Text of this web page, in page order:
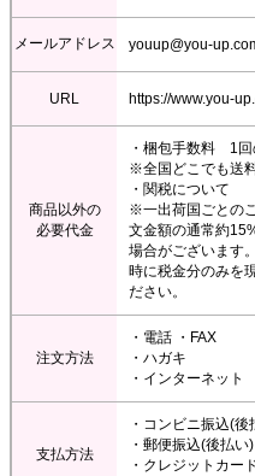
メールアドレス youup@you-
URL https://www.you-
商品以外の
必要代金
・梱包手数料 1回
※全国どこでも送
・関税について
※一出荷国ごとの
文金額の通常約
場合がございます
時に税金分のみを
ださい。
注文方法
・電話 ・FAX
・ハガキ
・インターネット
支払方法
・コンビニ振込(後
・郵便振込(後払い)
・クレジットカー